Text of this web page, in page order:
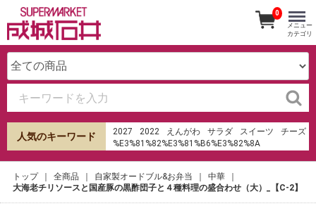
人気のキーワード 2027 2022 えんがわ サラダ スイーツ
チーズ
%E3%81%82%E3%81%B6%E3%82%8A
hu%E1%BB%B7 sms th%E1%BA%BB t%C3%ADn
d%E1%BB%A5ng shb
オードブル
成城石井 ケーキ
ローストビーフ
0
メニュー
カテゴリ
トップ 全商品 自家製オードブル&お弁当
中華
大海老チリソースと国産豚の黒酢団子と４種料理の盛合わせ（大）_【C-2】